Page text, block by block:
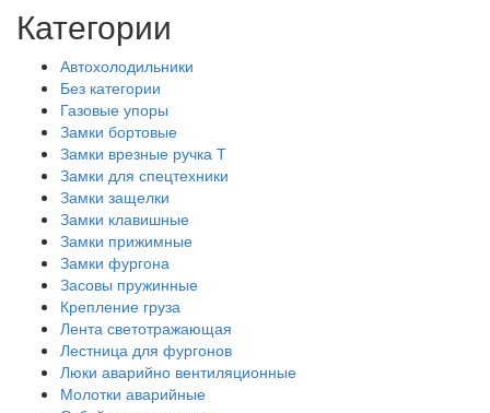
Категории
Автохолодильники
Без категории
Газовые упоры
Замки бортовые
Замки врезные ручка Т
Замки для спецтехники
Замки защелки
Замки клавишные
Замки прижимные
Замки фургона
Засовы пружинные
Крепление груза
Лента светотражающая
Лестница для фургонов
Люки аварийно вентиляционные
Молотки аварийные